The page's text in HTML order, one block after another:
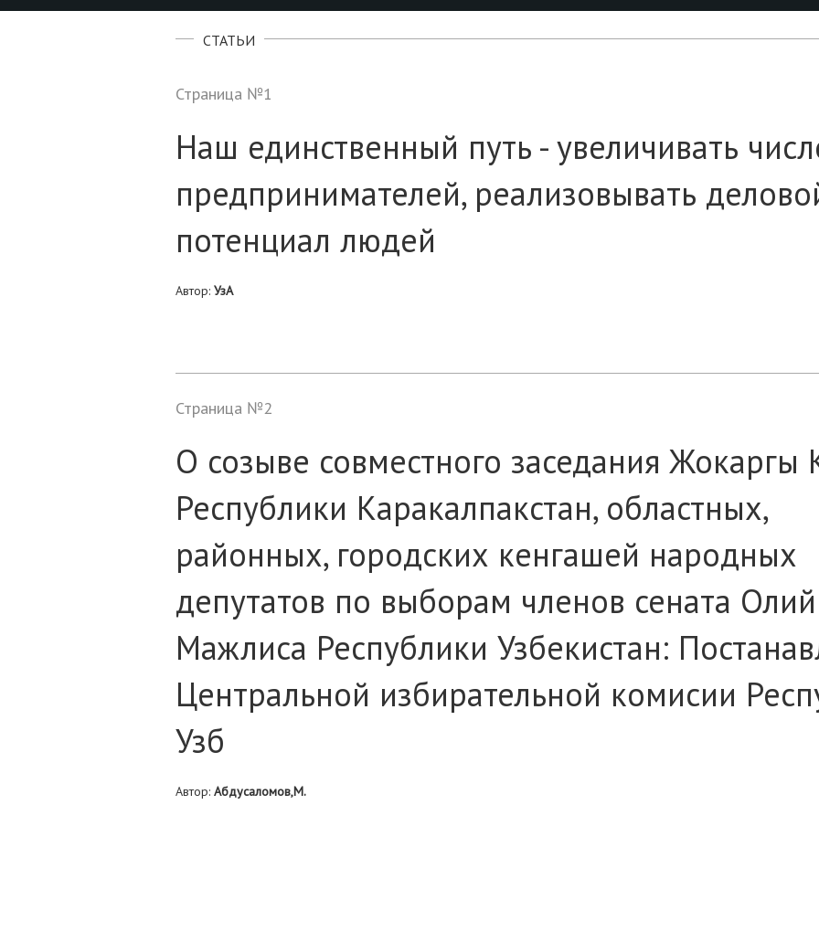
СТАТЬИ
Страница №1
Наш единственный путь - увеличивать
предпринимателей, реализовывать
потенциал людей
Автор: УзА
Страница №2
О созыве совместного заседания Жокаргы
Республики Каракалпакстан, областных,
районных, городских кенгашей народных
депутатов по выборам членов сената Олий
Мажлиса Республики Узбекистан:
Центральной избирательной комисии
Узб
Автор: Абдусаломов,М.